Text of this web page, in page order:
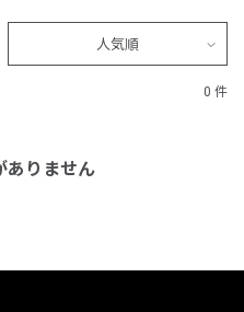
人気順
0 件
ありません